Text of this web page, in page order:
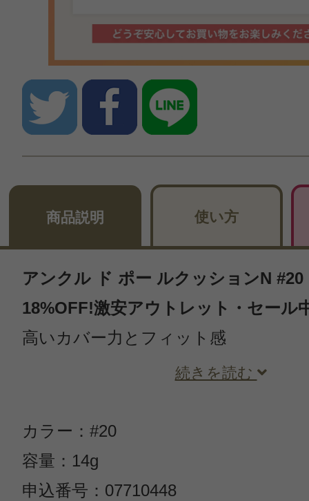
商品説明 使い方
アンクル ド ポー ルクッションN #20
18%OFF!激安アウトレット・セール
高いカバー力とフィット感
続きを読む
カラー：#20
容量：14g
申込番号：07710448